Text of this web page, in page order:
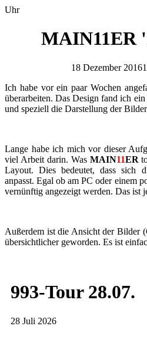
Uhr
MAIN11ER
18 Dezember 2016
Ich habe vor ein paar Wochen
überarbeiten. Das Design fand ich
und speziell die Darstellung der
Lange habe ich mich vor dieser
viel Arbeit darin. Was MAIN11ER
Layout. Dies bedeutet, dass sich
anpasst. Egal ob am PC oder einem
vernünftig angezeigt werden. Das ist
Außerdem ist die Ansicht der Bilder
übersichtlicher geworden. Es ist
993-Tour 28.07.
28 Juli 2026